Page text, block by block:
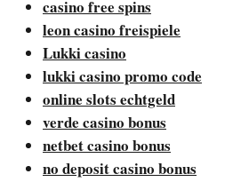
casino free spins
leon casino freispiele
Lukki casino
lukki casino promo code
online slots echtgeld
verde casino bonus
netbet casino bonus
no deposit casino bonus